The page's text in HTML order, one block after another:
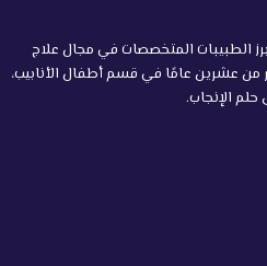
الطبيبات المتخصصات في مجال علاج
من عشرين عامًا في قسم أطفال الأنابيب،
الإنجاب.